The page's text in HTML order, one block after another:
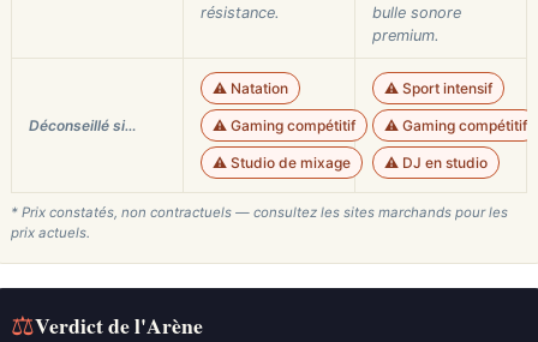
résistance.
bulle sonore
premium.
Déconseillé si…
⚠️ Natation
⚠️ Gaming compétitif
⚠️ Studio de mixage
⚠️ Sport intensif
⚠️ Gaming compétitif
⚠️ DJ en studio
* Prix constatés, non contractuels — consultez les sites marchands pour les
prix actuels.
⚖Verdict de l'Arène